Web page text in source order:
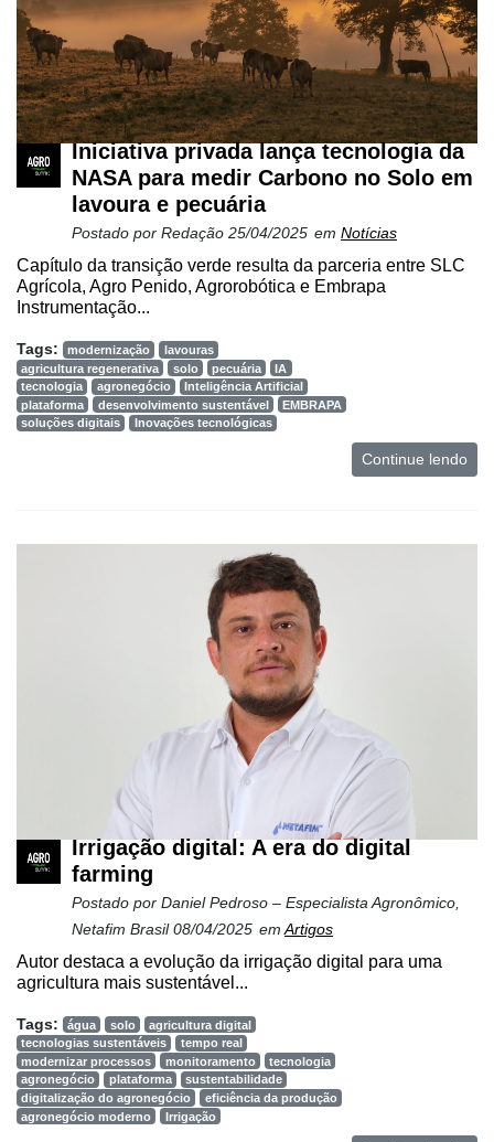
Iniciativa privada lança tecnologia da
NASA para medir Carbono no Solo em
lavoura e pecuária
Postado por Redação 25/04/2025 em Notícias
Capítulo da transição verde resulta da parceria entre SLC
Agrícola, Agro Penido, Agrorobótica e Embrapa
Instrumentação...
Tags: modernização
lavouras
agricultura regenerativa
solo pecuária
IA
tecnologia
agronegócio
Inteligência Artificial
plataforma
desenvolvimento sustentável
EMBRAPA
soluções digitais
Inovações tecnológicas
Continue lendo
Irrigação digital: A era do digital
farming
Postado por Daniel Pedroso – Especialista Agronômico,
Netafim Brasil08/04/2025 em Artigos
Autor destaca a evolução da irrigação digital para uma
agricultura mais sustentável...
Tags: água solo
agricultura digital
tecnologias sustentáveis
tempo real
modernizar processos
monitoramento
tecnologia
agronegócio
plataforma
sustentabilidade
digitalização do agronegócio
eficiência da produção
agronegócio moderno
Irrigação